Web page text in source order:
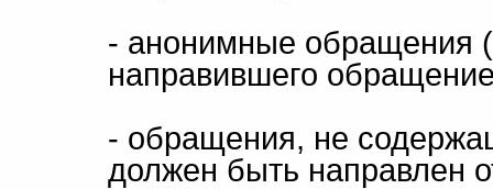
- анонимные обращения
направившего
- обращения, не
должен быть направлен